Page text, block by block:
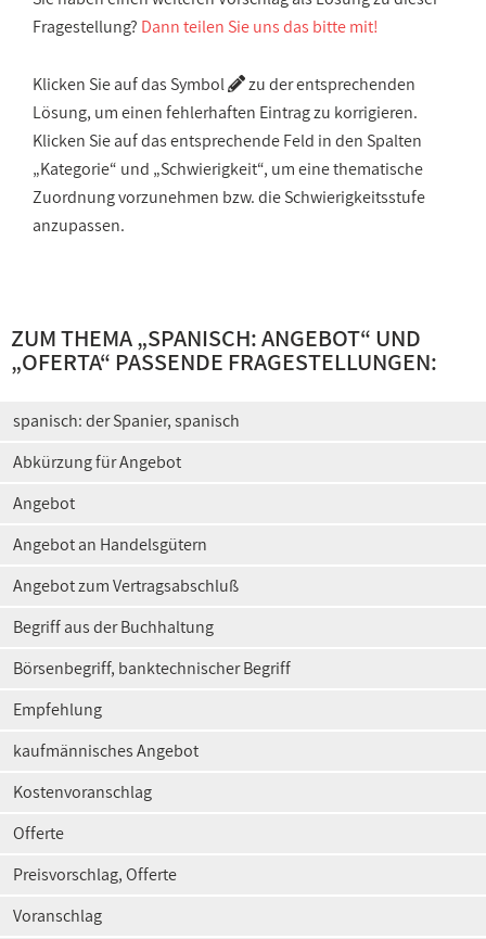
Fragestellung? Dann teilen Sie uns das bitte mit!
Klicken Sie auf das Symbol
zu der entsprechenden
Lösung, um einen fehlerhaften Eintrag zu korrigieren.
Klicken Sie auf das entsprechende Feld in den Spalten
„Kategorie“ und „Schwierigkeit“, um eine thematische
Zuordnung vorzunehmen bzw. die Schwierigkeitsstufe
anzupassen.
ZUM THEMA „SPANISCH: ANGEBOT“ UND
„OFERTA“ PASSENDE FRAGESTELLUNGEN:
spanisch: der Spanier, spanisch
Abkürzung für Angebot
Angebot
Angebot an Handelsgütern
Angebot zum Vertragsabschluß
Begriff aus der Buchhaltung
Börsenbegriff, banktechnischer Begriff
Empfehlung
kaufmännisches Angebot
Kostenvoranschlag
Offerte
Preisvorschlag, Offerte
Voranschlag